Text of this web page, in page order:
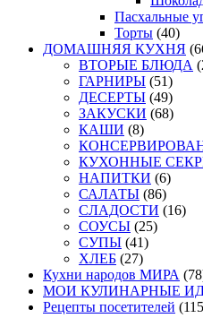
Пасхальные
Торты (40)
ДОМАШНЯЯ КУХНЯ
ВТОРЫЕ БЛЮДА
ГАРНИРЫ (51)
ДЕСЕРТЫ (49)
ЗАКУСКИ (68)
КАШИ (8)
КУХОННЫЕ
НАПИТКИ (6)
САЛАТЫ (86)
СЛАДОСТИ (16)
СОУСЫ (25)
СУПЫ (41)
ХЛЕБ (27)
Кухни народов МИРА
МОИ КУЛИНАРНЫЕ
Рецепты посетителей